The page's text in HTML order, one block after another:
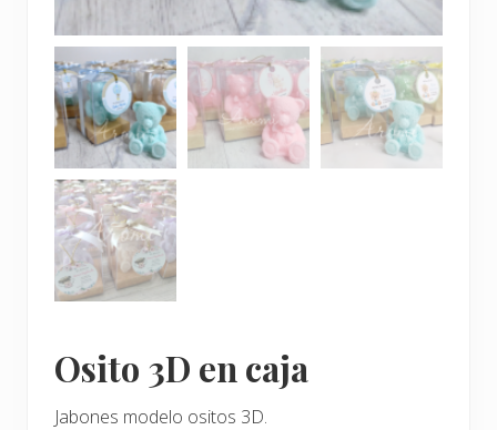
Osito 3D en caja
Jabones modelo ositos 3D.